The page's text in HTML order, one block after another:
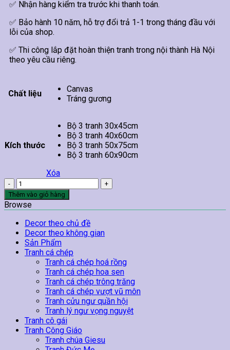
✅ Nhận hàng kiểm tra trước khi thanh toán.
✅ Bảo hành 10 năm, hỗ trợ đổi trả 1-1 trong tháng đầu với
lỗi của shop.
✅ Thi công lắp đặt hoàn thiện tranh trong nội thành Hà Nội
theo yêu cầu riêng.
Chất liệu
Canvas
Tráng gương
Kích thước
Bộ 3 tranh 30x45cm
Bộ 3 tranh 40x60cm
Bộ 3 tranh 50x75cm
Bộ 3 tranh 60x90cm
Xóa
Tranh
Ba
Chú
Hươu
Vàng
Và
Cây
Kim
lượng
Thêm vào giỏ hàng
Browse
Decor theo chủ đề
Decor theo không gian
Sản Phẩm
Tranh cá chép
Tranh cá chép hoá rồng
Tranh cá chép hoa sen
Tranh cá chép trông trăng
Tranh cá chép vượt vũ môn
Tranh cửu ngư quần hội
Tranh lý ngư vọng nguyệt
Tranh cô gái
Tranh Công Giáo
Tranh chúa Giesu